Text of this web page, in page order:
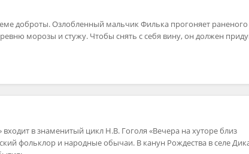
доброты. Озлобленный мальчик Филька прогоняет раненого
морозы и стужу. Чтобы снять с себя вину, он должен
в знаменитый цикл Н.В. Гоголя «Вечера на хуторе близ
фольклор и народные обычаи. В канун Рождества в селе